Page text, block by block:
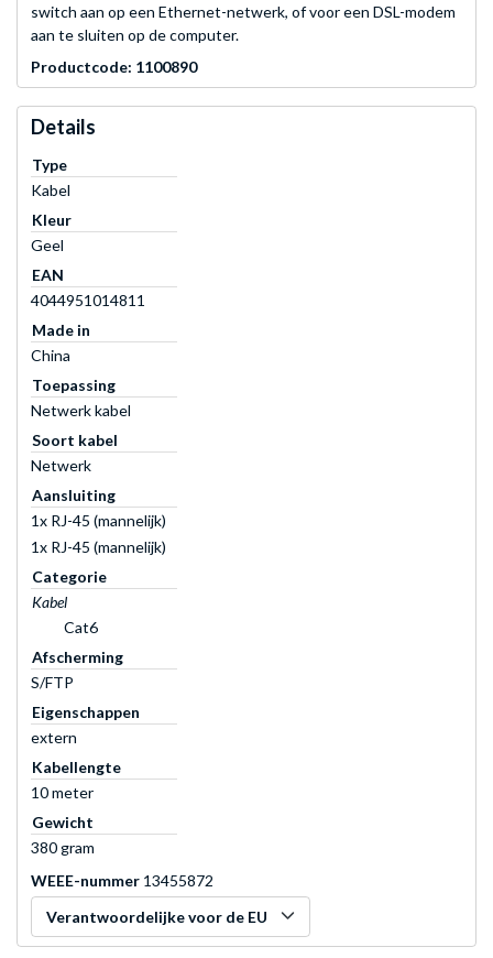
switch aan op een Ethernet-netwerk, of voor een DSL-modem
aan te sluiten op de computer.
Productcode: 1100890
Details
Type
Kabel
Kleur
Geel
EAN
4044951014811
Made in
China
Toepassing
Netwerk kabel
Soort kabel
Netwerk
Aansluiting
1x RJ-45 (mannelijk)
1x RJ-45 (mannelijk)
Categorie
Kabel
Cat6
Afscherming
S/FTP
Eigenschappen
extern
Kabellengte
10 meter
Gewicht
380 gram
WEEE-nummer 13455872
Verantwoordelijke voor de EU